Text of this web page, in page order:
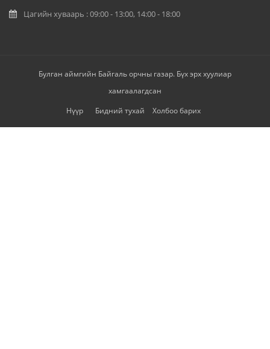
Цагийн хуваарь : 09:00 - 13:00, 14:00 - 18:00
Булган аймгийн Байгаль орчны газар. Бүх эрх хуулиар
хамгаалагдсан
Нүүр
Бидний тухай Холбоо барих